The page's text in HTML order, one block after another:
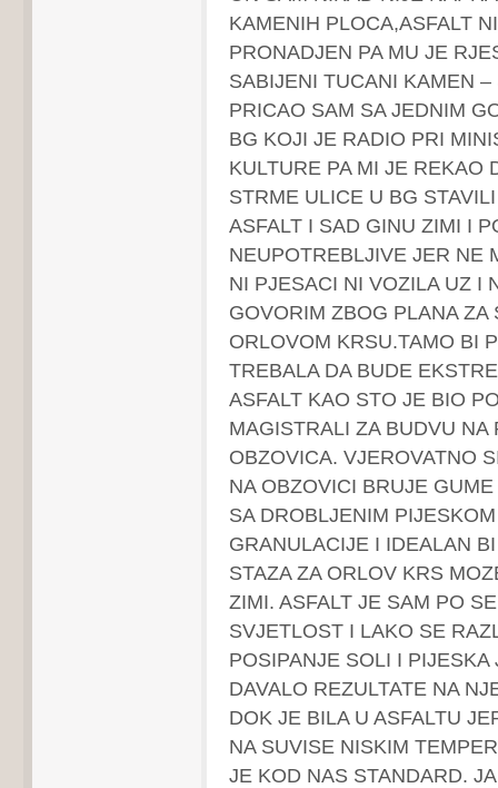
KAMENIH PLOCA,ASFALT
PRONADJEN PA MU JE
SABIJENI TUCANI KAMEN –
PRICAO SAM SA JEDNIM
BG KOJI JE RADIO PRI
KULTURE PA MI JE REKAO
STRME ULICE U BG
ASFALT I SAD GINU ZIMI I
NEUPOTREBLJIVE JER NE
NI PJESACI NI VOZILA UZ I
GOVORIM ZBOG PLANA ZA
ORLOVOM KRSU.TAMO BI
TREBALA DA BUDE
ASFALT KAO STO JE BIO
MAGISTRALI ZA BUDVU NA
OBZOVICA. VJEROVATNO
NA OBZOVICI BRUJE
SA DROBLJENIM
GRANULACIJE I IDEALAN
STAZA ZA ORLOV KRS
ZIMI. ASFALT JE SAM PO
SVJETLOST I LAKO SE
POSIPANJE SOLI I PIJESKA
DAVALO REZULTATE NA
DOK JE BILA U ASFALTU
NA SUVISE NISKIM
JE KOD NAS STANDARD.